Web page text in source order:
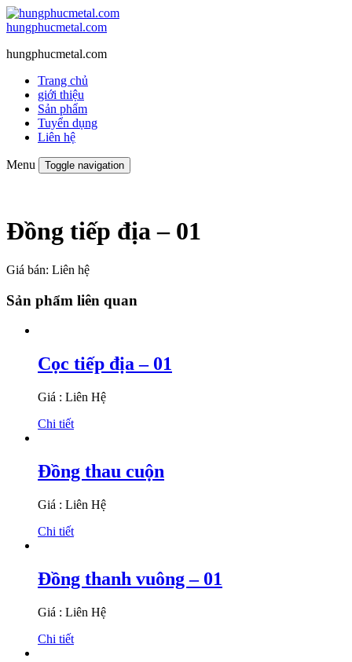
hungphucmetal.com
hungphucmetal.com
Trang chủ
giới thiệu
Sản phẩm
Tuyển dụng
Liên hệ
Menu Toggle navigation
Đồng tiếp địa – 01
Giá bán: Liên hệ
Sản phẩm liên quan
Cọc tiếp địa – 01
Giá : Liên Hệ
Chi tiết
Đồng thau cuộn
Giá : Liên Hệ
Chi tiết
Đồng thanh vuông – 01
Giá : Liên Hệ
Chi tiết